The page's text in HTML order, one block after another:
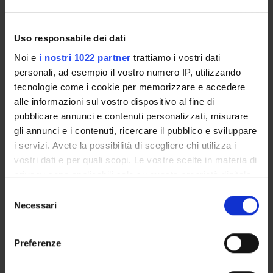
Uso responsabile dei dati
Noi e i nostri 1022 partner trattiamo i vostri dati
personali, ad esempio il vostro numero IP, utilizzando
tecnologie come i cookie per memorizzare e accedere
alle informazioni sul vostro dispositivo al fine di
pubblicare annunci e contenuti personalizzati, misurare
gli annunci e i contenuti, ricercare il pubblico e sviluppare
i servizi. Avete la possibilità di scegliere chi utilizza i
vostri dati e per quali scopi. Le vostre scelte in materia di
privacy sono applicabili solo su questa proprietà digitale
modificare o revocare il proprio consenso in qualsiasi
momento dalla Dichiarazione sui cookie o facendo clic
delNecessari
Preferenze
Università degli Studi di Napoli “Federico II”
Funds:assigned and managed by the department
PROJECT PARTICIPANTS
Alessandro Daducci
Associate Professor
RESEARCH AREAS INVOLVED IN THE PROJECT